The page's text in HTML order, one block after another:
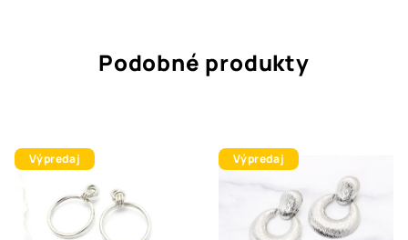
Podobné produkty
Výpredaj Výpredaj